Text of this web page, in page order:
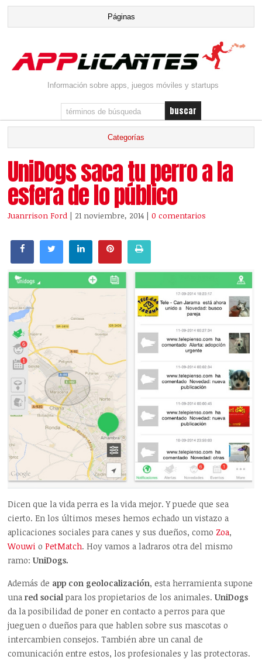
Información sobre apps, juegos móviles y startups
UniDogs saca tu perro a la
esfera de lo público
Juanrrison Ford | 21 noviembre, 2014 |0 comentarios
Dicen que la vida perra es la vida mejor. Y puede que sea
cierto. En los últimos meses hemos echado un vistazo a
aplicaciones sociales para canes y sus dueños, como Zoa,
Wouwi oPetMatch. Hoy vamos a ladraros otra del mismo
ramo:UniDogs.
Además de app con geolocalización, esta herramienta supone
unared socialpara los propietarios de los animales.UniDogs
da la posibilidad de poner en contacto a perros para que
jueguen o dueños para que hablen sobre sus mascotas o
intercambien consejos. También abre un canal de
comunicación entre estos, los profesionales y las protectoras.